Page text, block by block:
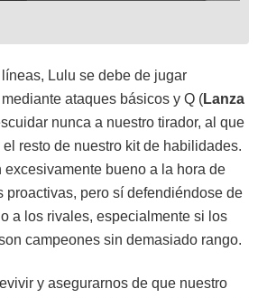
Lulu se debe de jugar
ataques básicos y Q (Lanza
nunca a nuestro tirador, al que
resto de nuestro kit de habilidades.
excesivamente bueno a la hora de
proactivas, pero sí defendiéndose de
a los rivales, especialmente si los
campeones sin demasiado rango.
y asegurarnos de que nuestro